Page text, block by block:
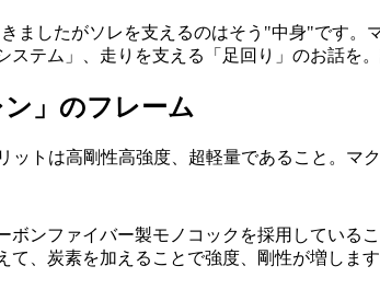
ましたがソレを支えるのはそう"中身"です。
テム」、走りを支える「足回り」のお話を
」のフレーム
トは高剛性高強度、超軽量であること。マ
ンファイバー製モノコックを採用している
、炭素を加えることで強度、剛性が増します